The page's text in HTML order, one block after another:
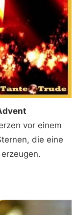
vor einem
die eine